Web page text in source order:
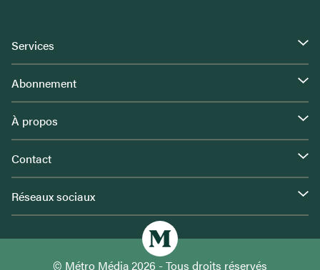
Services
Abonnement
À propos
Contact
Réseaux sociaux
© Métro Média 2026 - Tous droits réservés